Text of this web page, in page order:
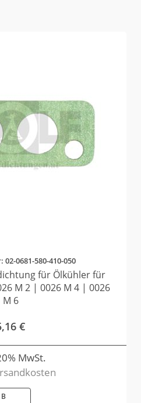
0681-580-410-050
für Ölkühler für
M 2 | 0026 M 4 | 0026
M 6
€
MwSt.